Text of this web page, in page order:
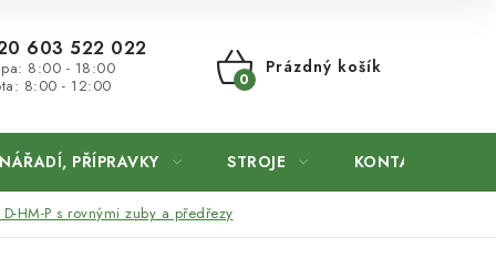
603 522 022
pa: 8:00 - 18:00
8:00 - 12:00
NÁKUPNÍ
Prázdný košík
PŘÍPRAVKY STROJE KONTAKTY
HM-P s rovnými zuby a předřezy